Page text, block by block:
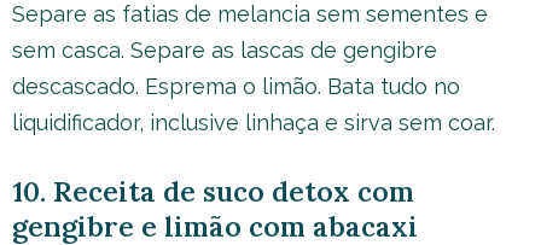
Separe as fatias de melancia sem sementes e
sem casca. Separe as lascas de gengibre
descascado. Esprema o limão. Bata tudo no
liquidificador, inclusive linhaça e sirva sem coar.
10. Receita de suco detox com
gengibre e limão com abacaxi